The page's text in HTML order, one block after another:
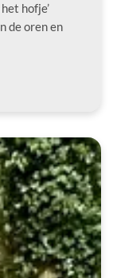
hofje’
de oren en